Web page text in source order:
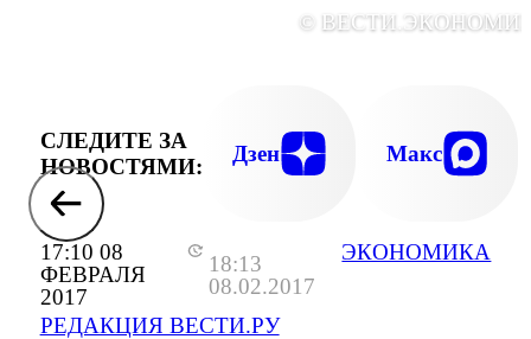
17:10 08
ФЕВРАЛЯ
2017
18:13
08.02.2017
РЕДАКЦИЯ ВЕСТИ.РУ
ЭКОНОМИКА
©
СЛЕДИТЕ ЗА
НОВОСТЯМИ:
Дзен Макс